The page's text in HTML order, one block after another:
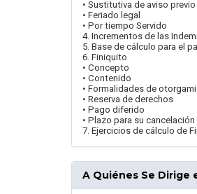
• Sustitutiva de aviso previo
• Feriado legal
• Por tiempo Servido
4. Incrementos de las
5. Base de cálculo para el
6. Finiquito
• Concepto
• Contenido
• Formalidades de
• Reserva de derechos
• Pago diferido
• Plazo para su cancelación
7. Ejercicios de cálculo de
A Quiénes Se Dirige